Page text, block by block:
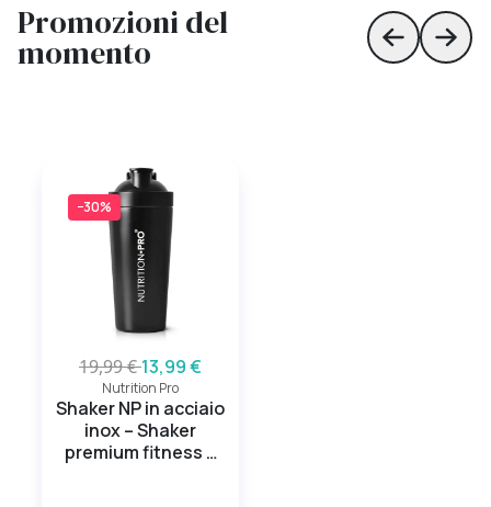
Promozioni del
momento Skip toSkip
−30%
19,99 €13,99 €
Nutrition Pro
Shaker NP in acciaio
inox – Shaker
premium fitness –